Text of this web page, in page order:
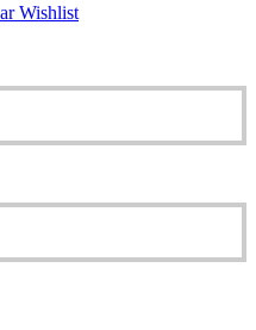
Wishlist